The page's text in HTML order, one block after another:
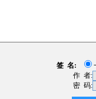
签 名:
作 者:
密 码: